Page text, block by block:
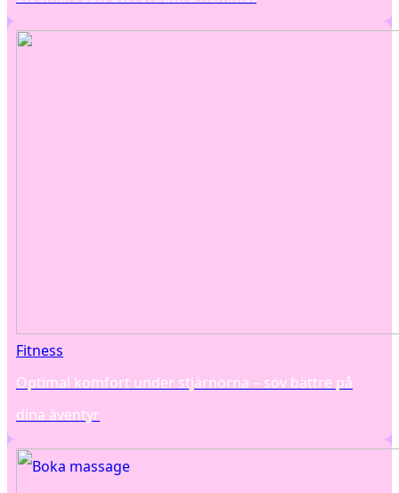
Fitness
Optimal komfort under stjärnorna – sov bättre på
dina äventyr